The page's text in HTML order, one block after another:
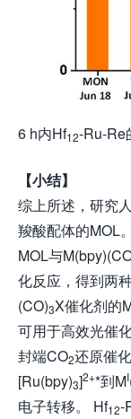
6 h内Hf12-Ru-Re
【小结】
综上所述，研究
羧酸配体的MOL
MOL与
化反应，得到两
(CO)3X催化剂
可用于高效光催
封端CO2还原催
[Ru(bpy)3]2+*到MI
电子转移。 Hf12-